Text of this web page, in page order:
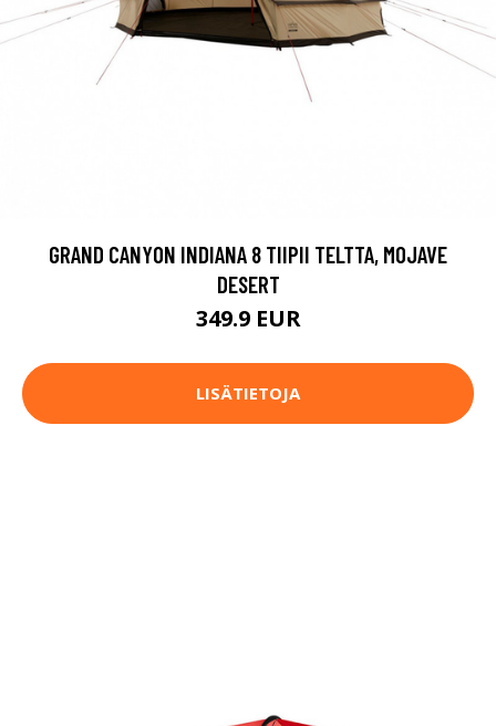
GRAND CANYON INDIANA 8 TIIPII TELTTA, MOJAVE
DESERT
349.9 EUR
LISÄTIETOJA